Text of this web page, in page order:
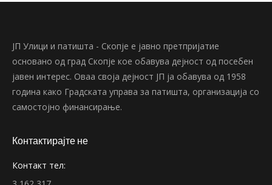
ЈП Улици и патишта - Скопје е јавно претпријатие
основано од град Скопје кое обавува дејност од посебен
јавен интерес. Оваа своја дејност ЈП ја обавува од 1958
година како Градската управа за патишта, организација со
самостојно финансирање.
Контактирајте не
Контакт тел: